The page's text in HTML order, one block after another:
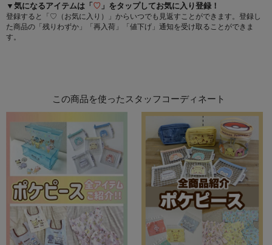
▼気になるアイテムは「♡ 」をタップしてお気に入り登録！
登録すると「♡（お気に入り）」からいつでも見返すことができます。登録し
た商品の「残りわずか」「再入荷」「値下げ」通知を受け取ることができま
す。
この商品を使ったスタッフコーディネート